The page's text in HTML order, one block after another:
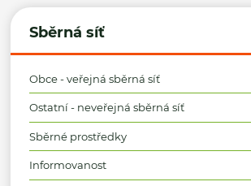
Sběrná síť
Obce - veřejná sběrná síť
Ostatní - neveřejná sběrná síť
Sběrné prostředky
Informovanost